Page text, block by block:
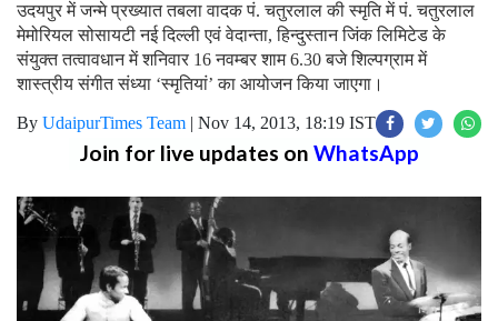
उदयपुर में जन्मे प्रख्यात तबला वादक पं. चतुरलाल की स्मृति में पं. चतुरलाल
मेमोरियल सोसायटी नई दिल्ली एवं वेदान्ता, हिन्दुस्तान जिंक लिमिटेड के
संयुक्त तत्वावधान में शनिवार 16 नवम्बर शाम 6.30 बजे शिल्पग्राम में
शास्त्रीय संगीत संध्या ‘स्मृतियां’ का आयोजन किया जाएगा।
By UdaipurTimes Team | Nov 14, 2013, 18:19 IST
Join for live updates on WhatsApp